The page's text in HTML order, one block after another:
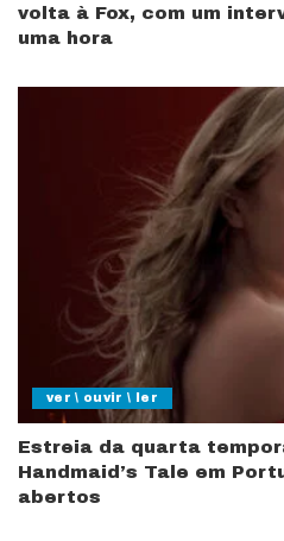
volta à Fox, com um
uma hora
ver \ ouvir \ ler
Estreia da quarta
Handmaid’s Tale em
abertos